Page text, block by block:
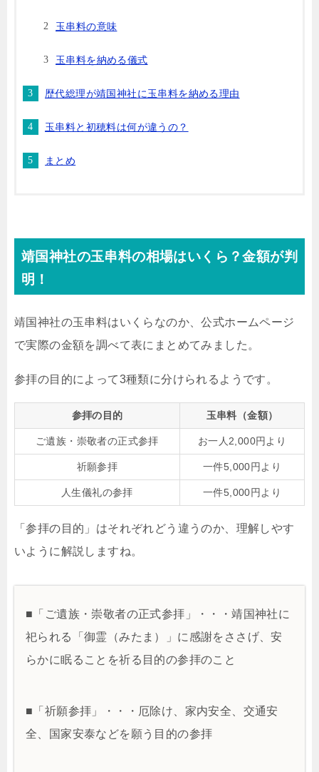
玉串料の意味
玉串料を納める儀式
歴代総理が靖国神社に玉串料を納める理由
玉串料と初穂料は何が違うの？
まとめ
靖国神社の玉串料の相場はいくら？金額が判
明！
靖国神社の玉串料はいくらなのか、公式ホームページ
で実際の金額を調べて表にまとめてみました。
参拝の目的によって3種類に分けられるようです。
参拝の目的 玉串料（金額）
ご遺族・崇敬者の正式参拝 お一人2,000円より
祈願参拝 一件5,000円より
人生儀礼の参拝 一件5,000円より
「参拝の目的」はそれぞれどう違うのか、理解しやす
いように解説しますね。
■「ご遺族・崇敬者の正式参拝」・・・靖国神社に
祀られる「御霊（みたま）」に感謝をささげ、安
らかに眠ることを祈る目的の参拝のこと
■「祈願参拝」・・・厄除け、家内安全、交通安
全、国家安泰などを願う目的の参拝